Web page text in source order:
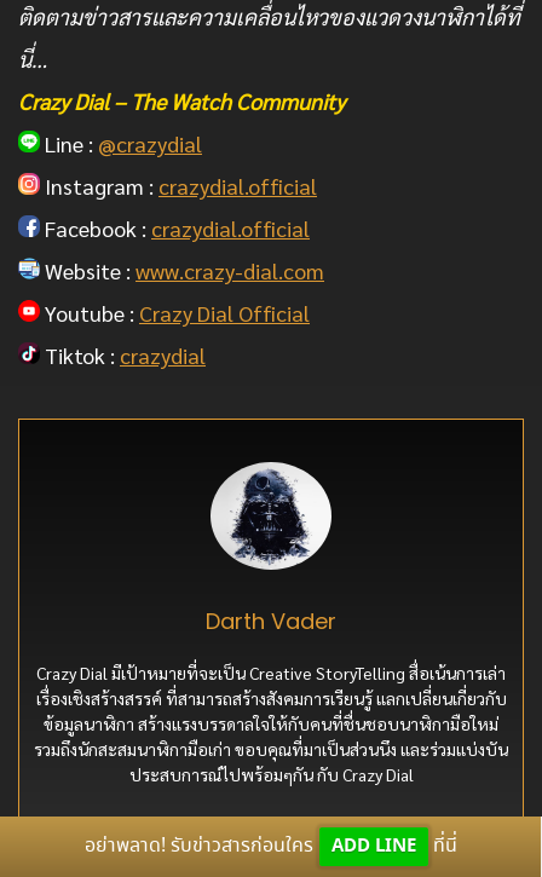
ติดตามข่าวสารและความเคลื่อนไหวของแวดวงนาฬิกาได้ที่
นี่…
Crazy Dial – The Watch Community
Line : @crazydial
Instagram : crazydial.official
Facebook : crazydial.official
Website : www.crazy-dial.com
Youtube : Crazy Dial Official
Tiktok : crazydial
Darth Vader
Crazy Dial มีเป้าหมายที่จะเป็น Creative StoryTelling สื่อเน้นการเล่า
เรื่องเชิงสร้างสรรค์ ที่สามารถสร้างสังคมการเรียนรู้ แลกเปลี่ยนเกี่ยวกับ
ข้อมูลนาฬิกา สร้างแรงบรรดาลใจให้กับคนที่ชื่นชอบนาฬิกามือใหม่
รวมถึงนักสะสมนาฬิกามือเก่า ขอบคุณที่มาเป็นส่วนนึง และร่วมแบ่งบัน
ประสบการณ์ไปพร้อมๆกัน กับ Crazy Dial
อย่าพลาด! รับข่าวสารก่อนใคร ADD LINE ที่นี่